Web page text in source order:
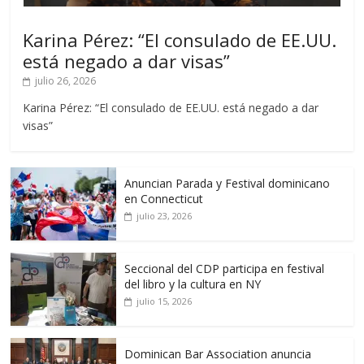
Karina Pérez: “El consulado de EE.UU.
está negado a dar visas”
julio 26, 2026
Karina Pérez: “El consulado de EE.UU. está negado a dar
visas”
Anuncian Parada y Festival dominicano
en Connecticut
julio 23, 2026
Seccional del CDP participa en festival
del libro y la cultura en NY
julio 15, 2026
Dominican Bar Association anuncia